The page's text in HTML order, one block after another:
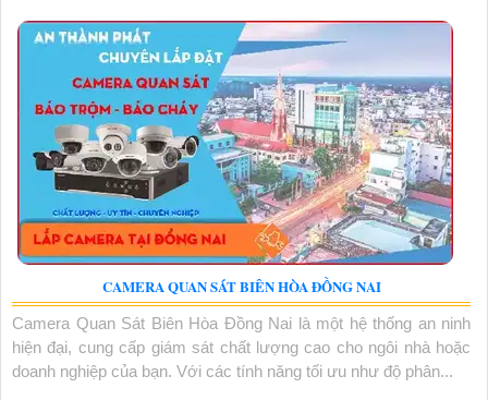
CAMERA QUAN SÁT BIÊN HÒA ĐỒNG NAI
Camera Quan Sát Biên Hòa Đồng Nai là một hệ thống an ninh
hiện đại, cung cấp giám sát chất lượng cao cho ngôi nhà hoặc
doanh nghiệp của bạn. Với các tính năng tối ưu như độ phân...